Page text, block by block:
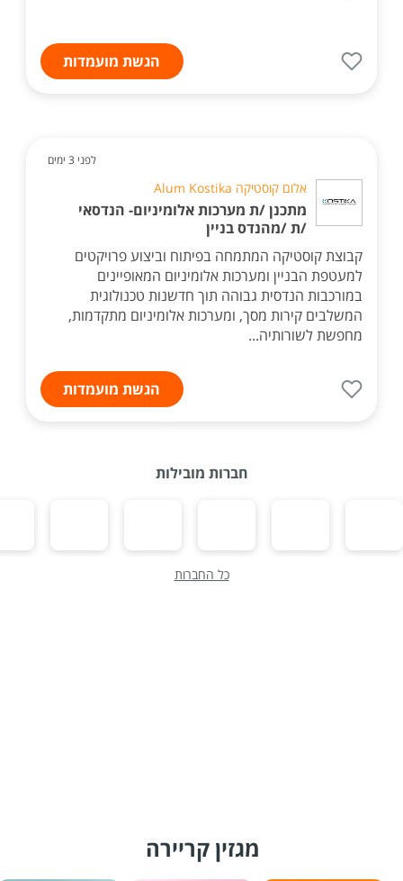
הגשת מועמדות
לפני 3 ימים
אלום קוסטיקה Alum Kostika
מתכנן /ת מערכות אלומיניום- הנדסאי
/ת /מהנדס בניין
קבוצת קוסטיקה המתמחה בפיתוח וביצוע פרויקטים
למעטפת הבניין ומערכות אלומיניום המאופיינים
במורכבות הנדסית גבוהה תוך חדשנות טכנולוגית
המשלבים קירות מסך, ומערכות אלומיניום מתקדמות,
מחפשת לשורותיה...
הגשת מועמדות
חברות מובילות
כל החברות
מגזין קריירה